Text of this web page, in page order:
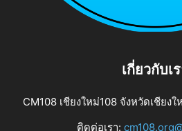
เกี่ยวกับเ
CM108 เชียงใหม่108 จังหวัดเชียง
ติดต่อเรา: